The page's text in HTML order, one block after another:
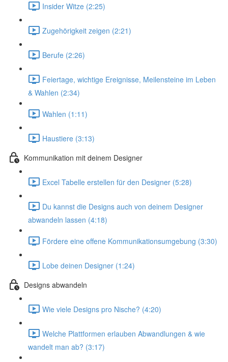
Insider Witze (2:25)
Zugehörigkeit zeigen (2:21)
Berufe (2:26)
Feiertage, wichtige Ereignisse, Meilensteine im Leben
& Wahlen (2:34)
Wahlen (1:11)
Haustiere (3:13)
Kommunikation mit deinem Designer
Excel Tabelle erstellen für den Designer (5:28)
Du kannst die Designs auch von deinem Designer
abwandeln lassen (4:18)
Fördere eine offene Kommunikationsumgebung (3:30)
Lobe deinen Designer (1:24)
Designs abwandeln
Wie viele Designs pro Nische? (4:20)
Welche Plattformen erlauben Abwandlungen & wie
wandelt man ab? (3:17)